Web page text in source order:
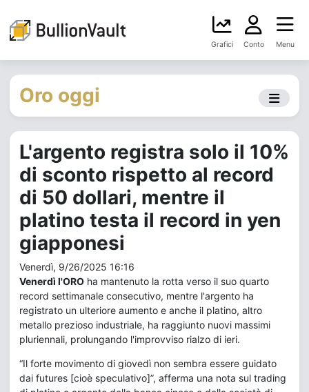
Grafici Conto Menu
Oro oggi
L'argento registra solo il 10%
di sconto rispetto al record
di 50 dollari, mentre il
platino testa il record in yen
giapponesi
Venerdì, 9/26/2025 16:16
Venerdì l'ORO ha mantenuto la rotta verso il suo quarto
record settimanale consecutivo, mentre l'argento ha
registrato un ulteriore aumento e anche il platino, altro
metallo prezioso industriale, ha raggiunto nuovi massimi
pluriennali, prolungando l'improvviso rialzo di ieri.
“Il forte movimento di giovedì non sembra essere guidato
dai futures [cioè speculativo]”, afferma una nota sul trading